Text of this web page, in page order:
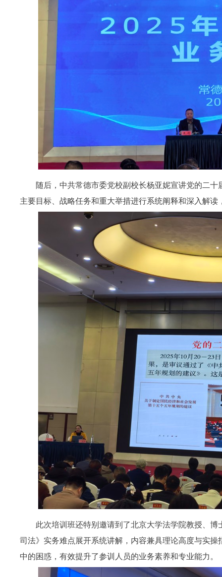
随后， 中共常德市委党校副校长杨亚妮宣讲党的二十
主要目标、战略任务和重大举措进行系统阐释和深入解读
此次培训班还特别邀请到了北京大学法学院教授、博
司法》实务难点展开系统讲解，内容兼具理论高度与实
中的困惑，有效提升了参训人员的业务素养和专业能力。